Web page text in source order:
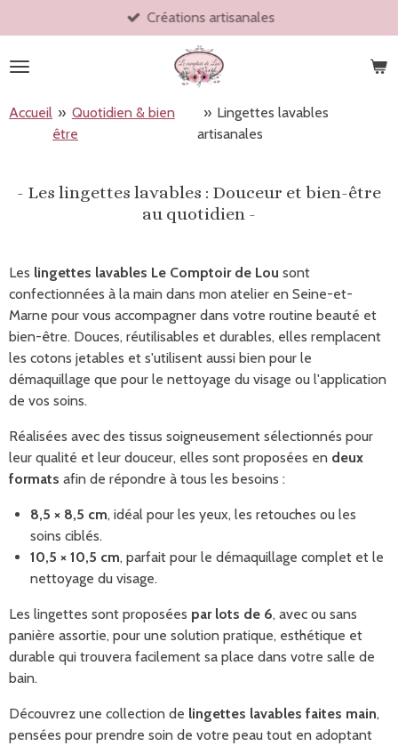
au
contenu
Créations artisanales
Accueil » Quotidien & bien
être
» Lingettes lavables
artisanales
- Les lingettes lavables : Douceur et bien-être
au quotidien -
Les lingettes lavables Le Comptoir de Lou sont
confectionnées à la main dans mon atelier en Seine-et-
Marne pour vous accompagner dans votre routine beauté et
bien-être. Douces, réutilisables et durables, elles remplacent
les cotons jetables et s'utilisent aussi bien pour le
démaquillage que pour le nettoyage du visage ou l'application
de vos soins.
Réalisées avec des tissus soigneusement sélectionnés pour
leur qualité et leur douceur, elles sont proposées en deux
formats afin de répondre à tous les besoins :
8,5 × 8,5 cm, idéal pour les yeux, les retouches ou les
soins ciblés.
10,5 × 10,5 cm, parfait pour le démaquillage complet et le
nettoyage du visage.
Les lingettes sont proposées par lots de 6, avec ou sans
panière assortie, pour une solution pratique, esthétique et
durable qui trouvera facilement sa place dans votre salle de
bain.
Découvrez une collection de lingettes lavables faites main,
pensées pour prendre soin de votre peau tout en adoptant